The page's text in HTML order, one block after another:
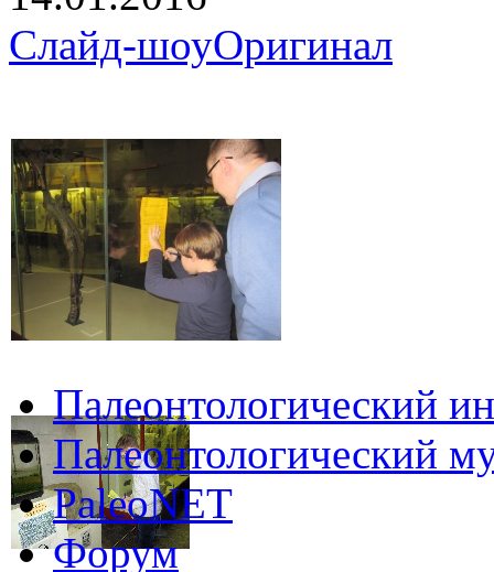
Слайд-шоуОригинал
Палеонтологический
Палеонтологический
PaleoNET
Форум